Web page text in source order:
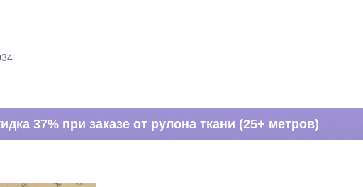
37% при заказе от рулона ткани (25+ метров)